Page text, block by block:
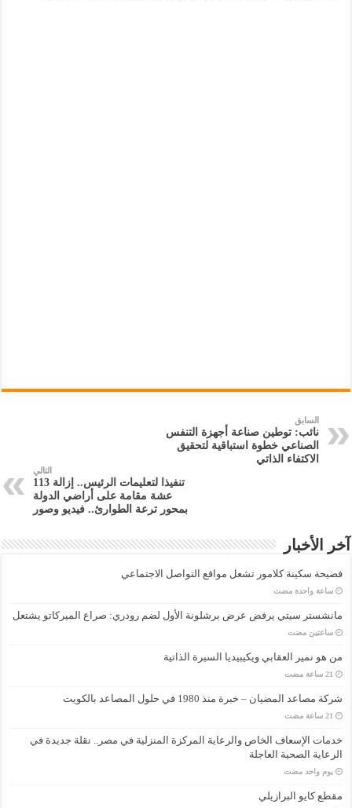
السابق
نائب: توطين صناعة أجهزة التنفس
الصناعي خطوة استباقية لتحقيق
الاكتفاء الذاتي
التالي
تنفيذا لتعليمات الرئيس.. إزالة 113
عشة مقامة على أراضي الدولة
بمحور ترعة الطوارئ.. فيديو وصور
آخر الأخبار
فضيحة سكينة كلامور تشعل مواقع التواصل الاجتماعي
‏ساعة واحدة مضت
مانشستر سيتي يرفض عرض برشلونة الأول لضم رودري: صراع الميركاتو يشتعل
‏ساعتين مضت
من هو نمير العقابي ويكيبيديا السيرة الذاتية
شركة مصاعد المضيان – خبرة منذ 1980 في حلول المصاعد بالكويت
خدمات الإسعاف الخاص والرعاية المركزة المنزلية في مصر.. نقلة جديدة في
الرعاية الصحية العاجلة
‏يوم واحد مضت
مقطع كايو البرازيلي